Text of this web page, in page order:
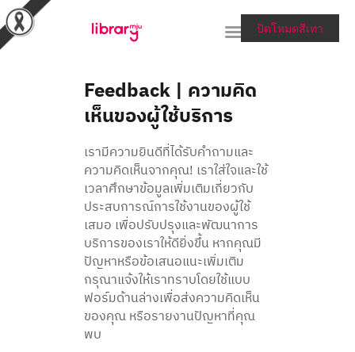
RESEARCH TOOLS &
COLLECTIONS
SERVICES & HELP
ABOUT THE LIBRARY
สายตรงผู้อำนวยการ
Feedback | ความคิด
เห็นของผู้ใช้บริการ
เรามีความยินดีที่ได้รับคำถามและ
ความคิดเห็นจากคุณ! เราใส่ใจและใช้
เวลาศึกษาข้อมูลเพิ่มเติมเกี่ยวกับ
ประสบการณ์การใช้งานของผู้ใช้
เสมอ เพื่อปรับปรุงและพัฒนาการ
บริการของเราให้ดียิ่งขึ้น หากคุณมี
ปัญหาหรือข้อเสนอแนะเพิ่มเติม
กรุณาแจ้งให้เราทราบโดยใช้แบบ
ฟอร์มด้านล่างเพื่อส่งความคิดเห็น
ของคุณ หรือรายงานปัญหาที่คุณ
พบ
ปิดโหมดสีเทา